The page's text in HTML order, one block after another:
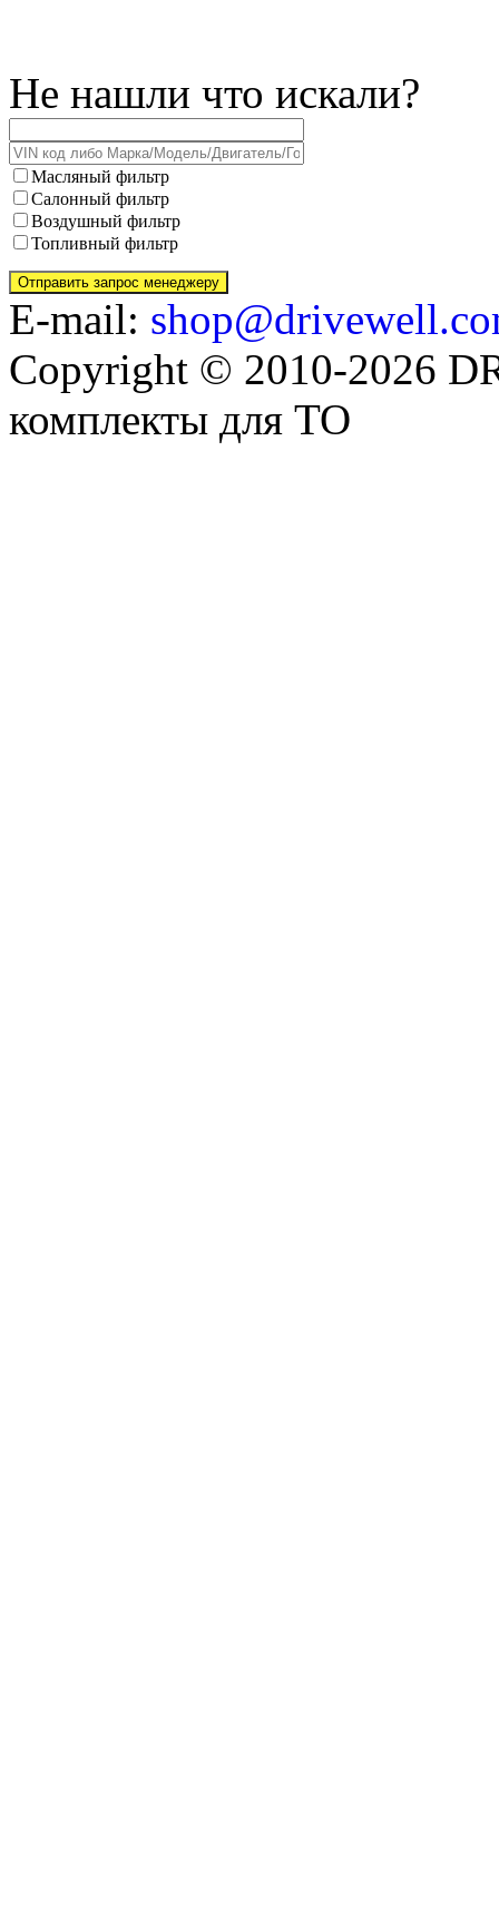
Не нашли что искали?
Масляный фильтр
Салонный фильтр
Воздушный фильтр
Топливный фильтр
E-mail:
Copyright © 2010-2026
комплекты для ТО